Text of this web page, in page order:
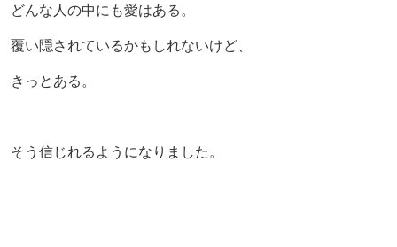
どんな人の中にも愛はある。
覆い隠されているかもしれないけど、
きっとある。
そう信じれるようになりました。